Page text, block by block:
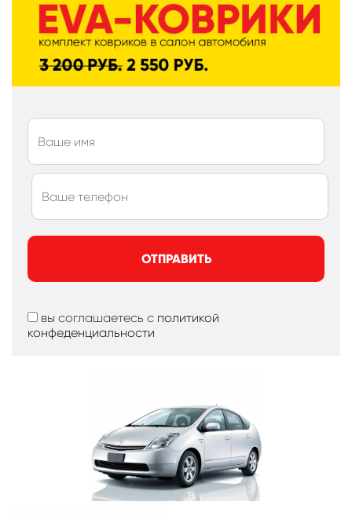
ОТПРАВИТЬ
вы соглашаетесь с политикой
конфеденциальности